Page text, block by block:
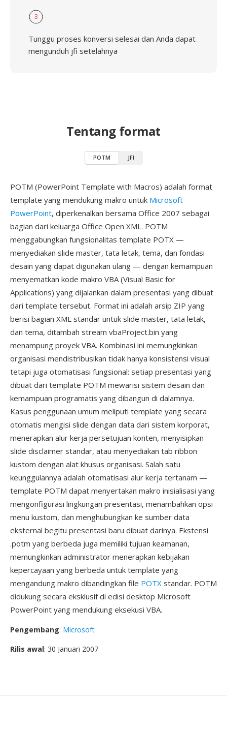
3
Tunggu proses konversi selesai dan Anda dapat
mengunduh jfi setelahnya
Tentang format
POTM JFI
POTM (PowerPoint Template with Macros) adalah format
template yang mendukung makro untuk Microsoft
PowerPoint, diperkenalkan bersama Office 2007 sebagai
bagian dari keluarga Office Open XML. POTM
menggabungkan fungsionalitas template POTX —
menyediakan slide master, tata letak, tema, dan fondasi
desain yang dapat digunakan ulang — dengan kemampuan
menyematkan kode makro VBA (Visual Basic for
Applications) yang dijalankan dalam presentasi yang dibuat
dari template tersebut. Format ini adalah arsip ZIP yang
berisi bagian XML standar untuk slide master, tata letak,
dan tema, ditambah stream vbaProject.bin yang
menampung proyek VBA. Kombinasi ini memungkinkan
organisasi mendistribusikan tidak hanya konsistensi visual
tetapi juga otomatisasi fungsional: setiap presentasi yang
dibuat dari template POTM mewarisi sistem desain dan
kemampuan programatis yang dibangun di dalamnya.
Kasus penggunaan umum meliputi template yang secara
otomatis mengisi slide dengan data dari sistem korporat,
menerapkan alur kerja persetujuan konten, menyisipkan
slide disclaimer standar, atau menyediakan tab ribbon
kustom dengan alat khusus organisasi. Salah satu
keunggulannya adalah otomatisasi alur kerja tertanam —
template POTM dapat menyertakan makro inisialisasi yang
mengonfigurasi lingkungan presentasi, menambahkan opsi
menu kustom, dan menghubungkan ke sumber data
eksternal begitu presentasi baru dibuat darinya. Ekstensi
.potm yang berbeda juga memiliki tujuan keamanan,
memungkinkan administrator menerapkan kebijakan
kepercayaan yang berbeda untuk template yang
mengandung makro dibandingkan file POTX standar. POTM
didukung secara eksklusif di edisi desktop Microsoft
PowerPoint yang mendukung eksekusi VBA.
Pengembang: Microsoft
Rilis awal: 30 Januari 2007